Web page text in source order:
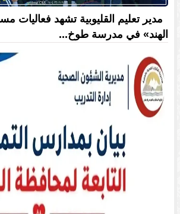
مدير تعليم القليوبية تشهد فعاليات
الهند» في مدرسة طوخ...